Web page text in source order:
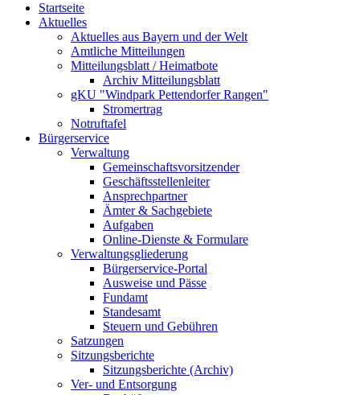
Startseite
Aktuelles
Aktuelles aus Bayern und der Welt
Amtliche Mitteilungen
Mitteilungsblatt / Heimatbote
Archiv Mitteilungsblatt
gKU "Windpark Pettendorfer Rangen"
Stromertrag
Notruftafel
Bürgerservice
Verwaltung
Gemeinschaftsvorsitzender
Geschäftsstellenleiter
Ansprechpartner
Ämter & Sachgebiete
Aufgaben
Online-Dienste & Formulare
Verwaltungsgliederung
Bürgerservice-Portal
Ausweise und Pässe
Fundamt
Standesamt
Steuern und Gebühren
Satzungen
Sitzungsberichte
Sitzungsberichte (Archiv)
Ver- und Entsorgung